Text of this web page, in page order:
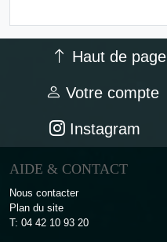
Haut de page
Votre compte
Instagram
AIDE & CONTACT
Nous contacter
Plan du site
T: 04 42 10 93 20